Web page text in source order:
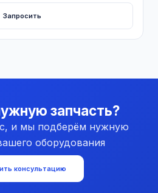
Запросить
запчасть?
и мы подберём нужную
оборудования
консультацию